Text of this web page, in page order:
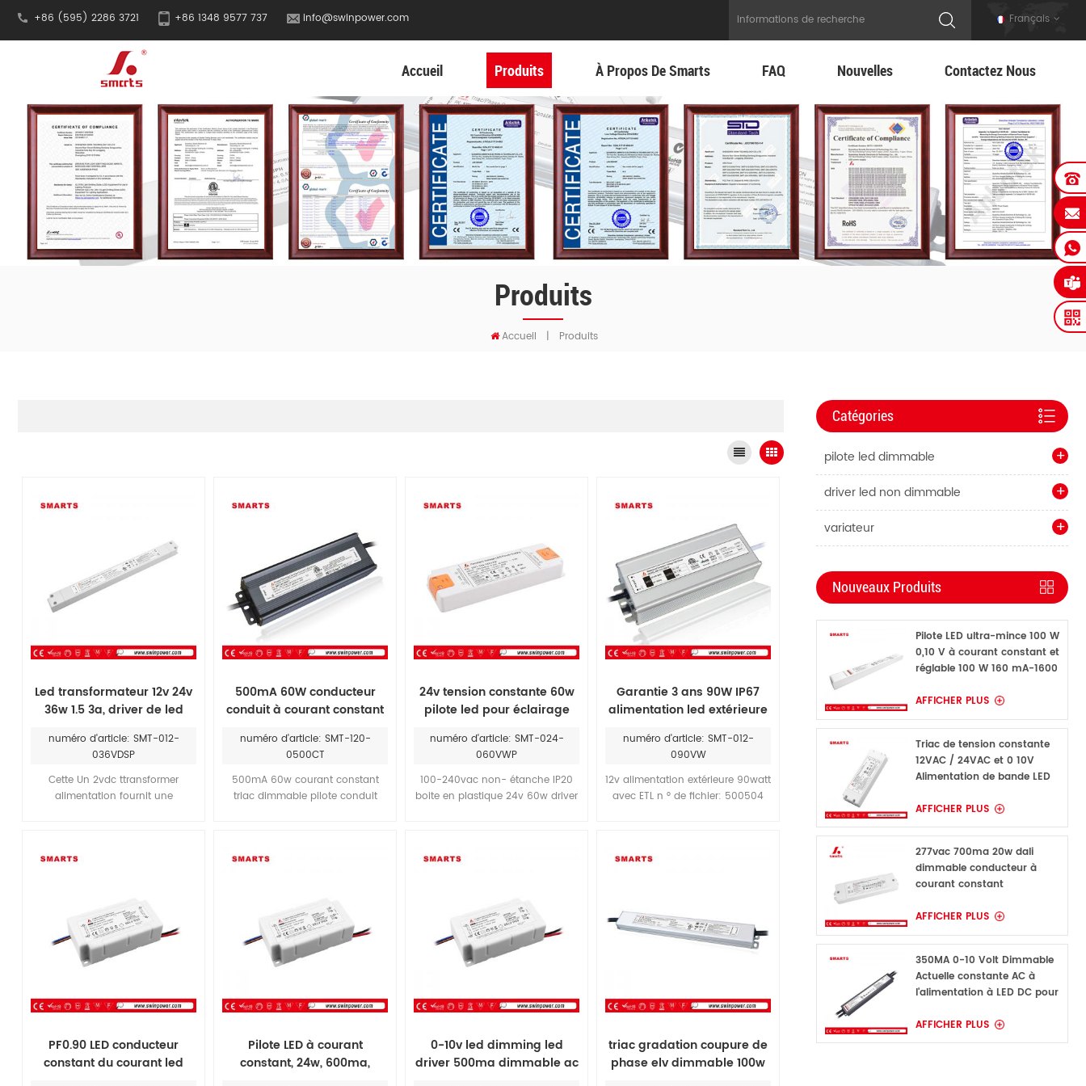
+86 (595) 2286 3721 +86 1348 9577 737 info@swinpower.com Français
Accueil Produits À Propos De Smarts FAQ Nouvelles Contactez Nous
Produits
Accueil | Produits
Catégories
pilote led dimmable
driver led non dimmable
variateur
Nouveaux Produits
Pilote LED ultra-mince 100 W
0,10 V à courant constant et
réglable 100 W 160 mA-1600
AFFICHER PLUS
Triac de tension constante
12VAC / 24VAC et 0 10V
Alimentation de bande LED
intérieur
AFFICHER PLUS
277vac 700ma 20w dali
dimmable conducteur à
courant constant
AFFICHER PLUS
350MA 0-10 Volt Dimmable
Actuelle constante AC à
l'alimentation à LED DC pour
AFFICHER PLUS
Led transformateur 12v 24v
36w 1.5 3a, driver de led
à led
numéro d'article: SMT-012-
036VDSP
Cette Un 2vdc ttransformer
alimentation fournit une
fonction. Ce petit et compact
chaîne de LED et est adapté pour
les pour Sylvania 36w T8 LED
TUBES
500mA 60W conducteur
conduit à courant constant
gradation
numéro d'article: SMT-120-
0500CT
500mA 60w courant constant
triac dimmable pilote conduit
gradation à courant constant
24v tension constante 60w
pilote led pour éclairage
numéro d'article: SMT-024-
060VWP
100-240vac non- étanche IP20
boite en plastique 24v 60w driver
Garantie 3 ans 90W IP67
alimentation led extérieure
numéro d'article: SMT-012-
090VW
12v alimentation extérieure 90watt
avec ETL n ° de fichier: 500504
bienvenus, SMT-012-90VW peut
PF0.90 LED conducteur
constant du courant led
Pilote LED à courant
constant, 24w, 600ma,
0-10v led dimming led
driver 500ma dimmable ac
triac gradation coupure de
phase elv dimmable 100w